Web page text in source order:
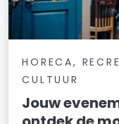
HORECA,
CULTUUR
Jouw